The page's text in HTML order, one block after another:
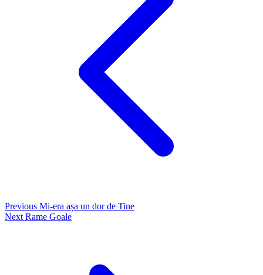
Previous Mi-era așa un dor de Tine
Next Rame Goale